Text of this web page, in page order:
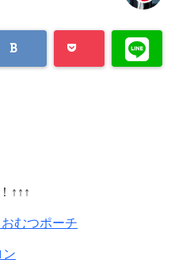
↑↑↑
むつポーチ
ン